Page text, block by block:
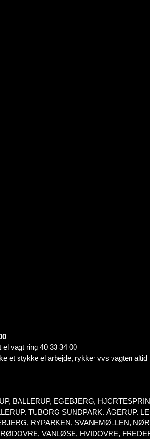
el vagt ring 40 33 34 00
et stykke el arbejde, rykker vvs vagten altid
BALLERUP, EGEBJERG,
TUBORG SUNDPARK, ÅGERUP,
RYPARKEN, SVANEMØLLEN,
VANLØSE, HVIDOVRE,